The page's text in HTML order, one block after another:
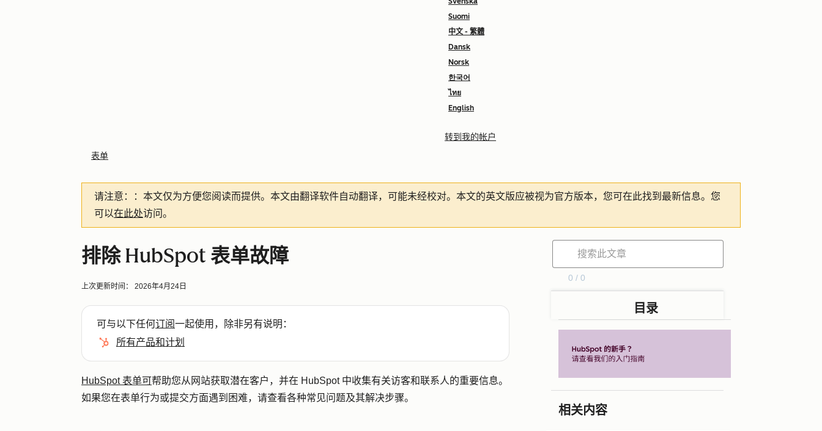
Suomi
中文 - 繁體
Dansk
Norsk
한국어
ไทย
English
转到我的帐户
表单
请注意： ：本文仅为方便您阅读而提供。 本文由翻译软件自动翻译，可能未经校对。本文的英文版应被视为官方版本，您可在此找到最新信息。您
可以在此处访问。
排除 HubSpot 表单故障
上次更新时间： 2026年4月24日
可与以下任何订阅一起使用，除非另有说明：
所有产品和计划
HubSpot 表单可帮助您从网站获取潜在客户，并在 HubSpot 中收集有关访客和联系人的重要信息。
如果您在表单行为或提交方面遇到困难，请查看各种常见问题及其解决步骤。
0 / 0
目录
相关内容